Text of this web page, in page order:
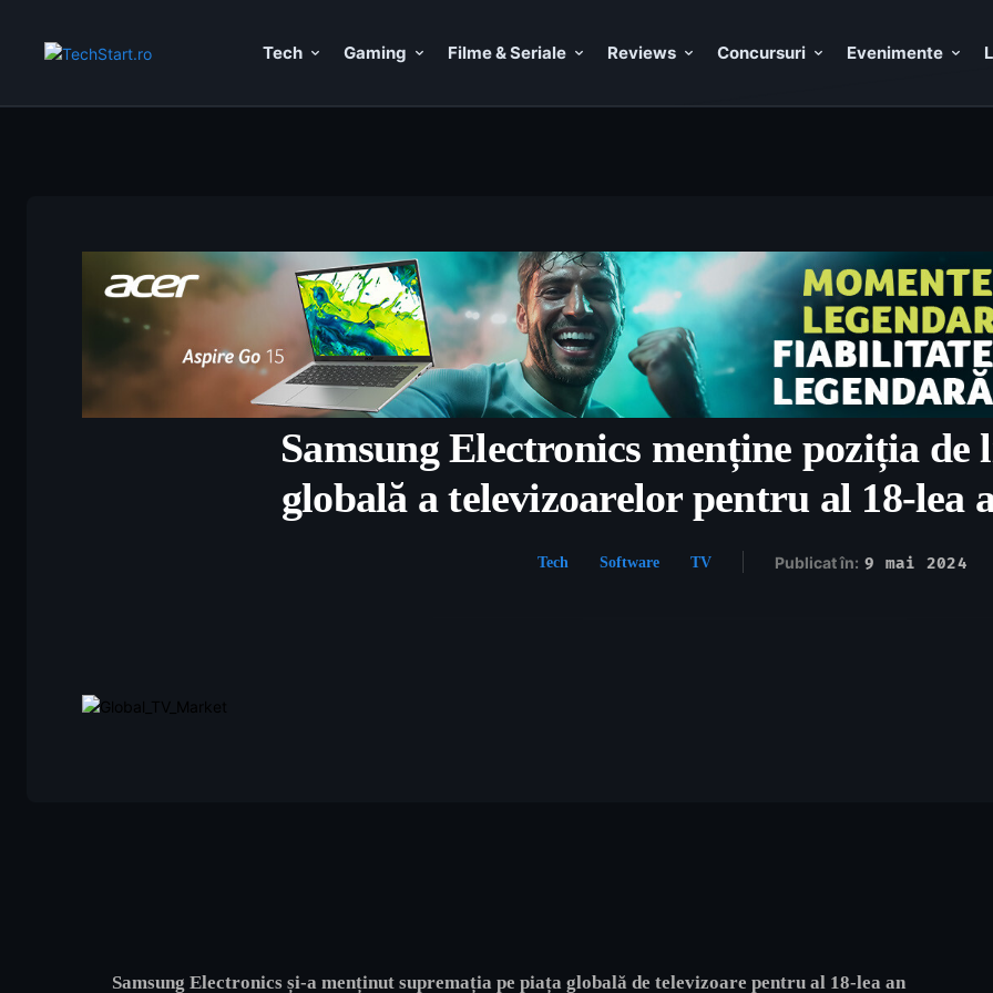
Tech Gaming Filme & Seriale Reviews Concursuri Evenimente
Samsung Electronics menține poziția de
globală a televizoarelor pentru al 18-lea
Tech Software TV Publicat în: 9 mai 2024
Samsung Electronics și-a menținut supremația pe piața globală de televizoare pentru al 18-lea an